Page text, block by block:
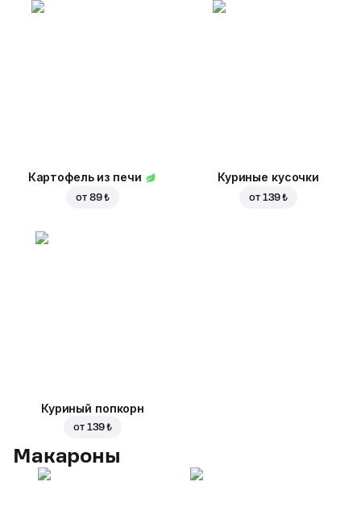
Картофель из печи
от89 ₺
Куриные кусочки
от 139 ₺
Куриный попкорн
от 139 ₺
Макароны